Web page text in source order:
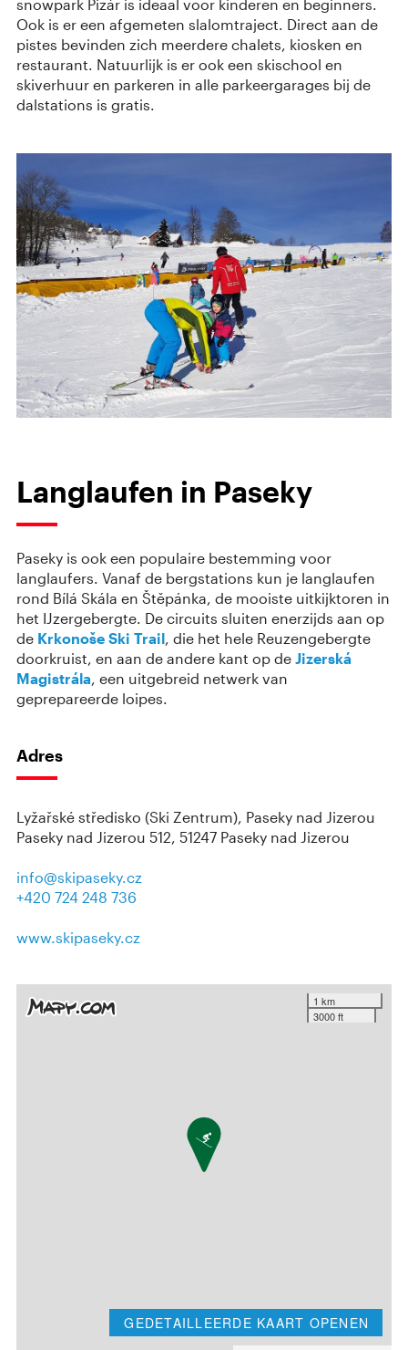
snowpark Pizár is ideaal voor kinderen en beginners.
Ook is er een afgemeten slalomtraject. Direct aan de
pistes bevinden zich meerdere chalets, kiosken en
restaurant. Natuurlijk is er ook een skischool en
skiverhuur en parkeren in alle parkeergarages bij de
dalstations is gratis.
Langlaufen in Paseky
Paseky is ook een populaire bestemming voor
langlaufers. Vanaf de bergstations kun je langlaufen
rond Bílá Skála en Štěpánka, de mooiste uitkijktoren in
het IJzergebergte. De circuits sluiten enerzijds aan op
de Krkonoše Ski Trail, die het hele Reuzengebergte
doorkruist, en aan de andere kant op de Jizerská
Magistrála, een uitgebreid netwerk van
geprepareerde loipes.
Adres
Lyžařské středisko (Ski Zentrum), Paseky nad Jizerou
Paseky nad Jizerou 512, 51247 Paseky nad Jizerou
info@skipaseky.cz
+420 724 248 736
www.skipaseky.cz
1 km
3000 ft
GEDETAILLEERDE KAART OPENEN